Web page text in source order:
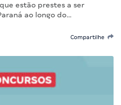
estão prestes a ser
ao longo do…
Compartilhe